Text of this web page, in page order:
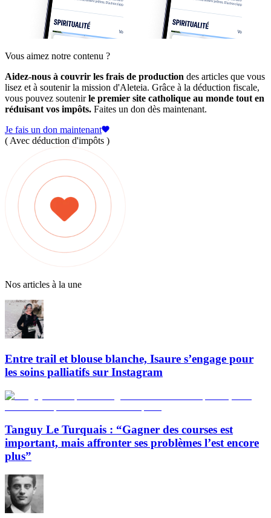
Vous aimez notre contenu ?
Aidez-nous à couvrir les frais de production des articles que vous
lisez et à soutenir la mission d'Aleteia. Grâce à la déduction fiscale,
vous pouvez soutenirle premier site catholique au monde tout en
réduisant vos impôts. Faites un don dès maintenant.
Je fais un don maintenant
( Avec déduction d'impôts )
Nos articles à la une
Entre trail et blouse blanche, Isaure s’engage pour
les soins palliatifs sur Instagram
Tanguy Le Turquais : “Gagner des courses est
important, mais affronter ses problèmes l’est encore
plus”